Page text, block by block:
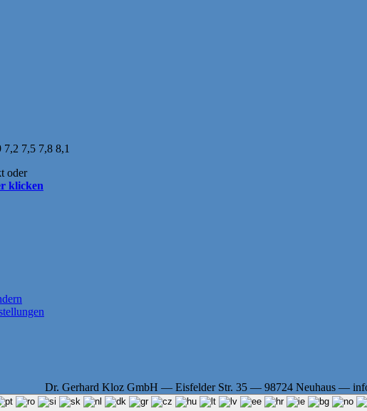
7,5 7,8 8,1
oder
klicken
Dr. Gerhard Kloz GmbH — Eisfelder Str. 35 — 98724 Neuhaus —